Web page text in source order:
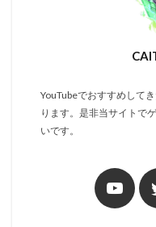
YouTubeでおすすめして
ります。是非当サイトで
いです。